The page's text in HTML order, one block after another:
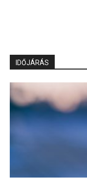
IDŐJÁRÁS